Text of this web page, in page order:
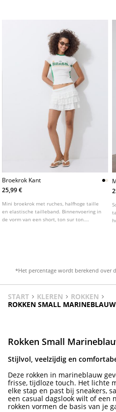
Broekrok Kant
25,99 €
Mini broekrok met ruches, halfhoge taille
en elastische tailleband. Binnenvoering in
de vorm van een short, ton sur ton.
*Het percentage wordt berekend over
START KLEREN
ROKKEN
ROKKEN SMALL MARINEBLAUW
Rokken Small
Stijlvol, veelzijdig en
Deze rokken in marineblauw
frisse, tijdloze touch. Het lichte
elke stap en past bij sneakers,
een casual dagslook wilt of een
rokken vormen de basis van je